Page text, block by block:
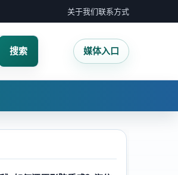
关于我们联系方式
搜索 媒体入口